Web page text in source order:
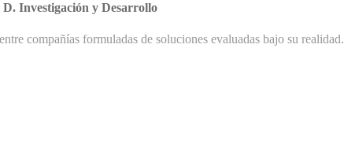
Investigación y Desarrollo
compañías formuladas de soluciones evaluadas bajo su realidad.